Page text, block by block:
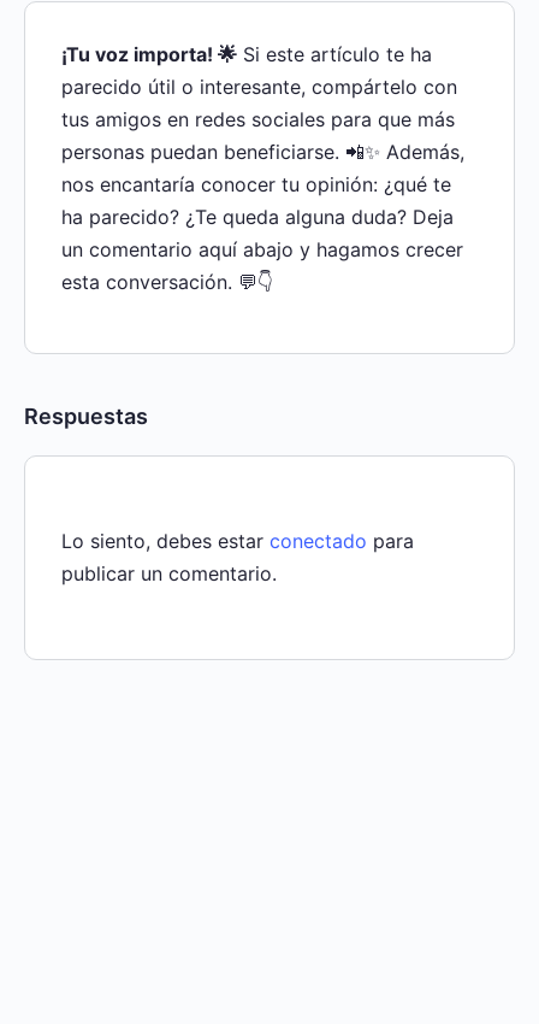
¡Tu voz importa! 🌟 Si este artículo te ha
parecido útil o interesante, compártelo con
tus amigos en redes sociales para que más
personas puedan beneficiarse. 📲✨ Además,
nos encantaría conocer tu opinión: ¿qué te
ha parecido? ¿Te queda alguna duda? Deja
un comentario aquí abajo y hagamos crecer
esta conversación. 💬👇
Respuestas
Lo siento, debes estar conectado para
publicar un comentario.